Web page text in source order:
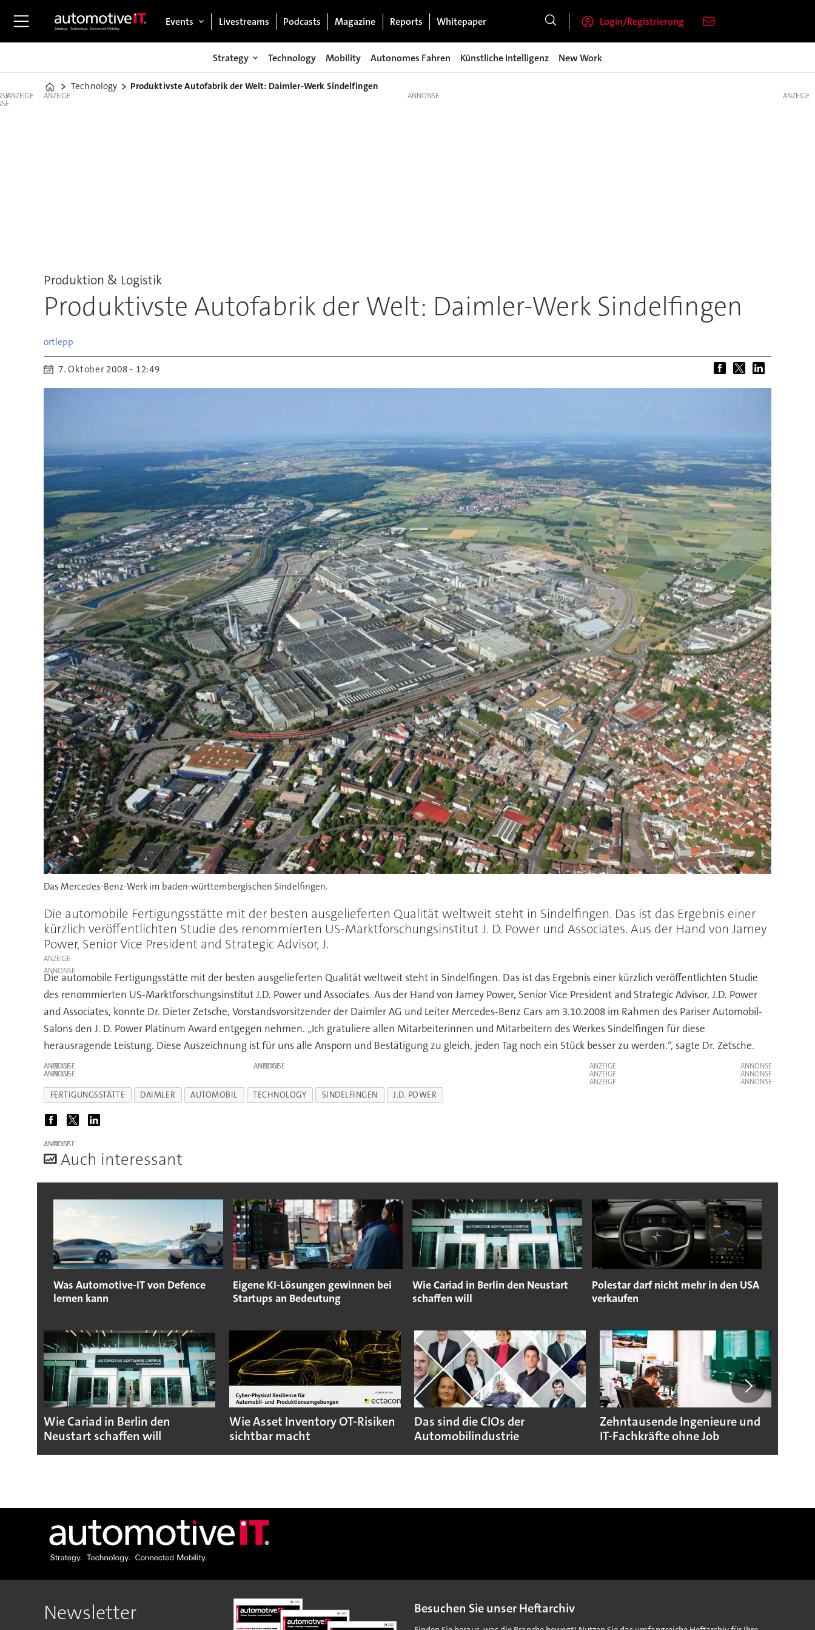
Events Livestreams Podcasts Magazine Reports Whitepaper Login/Registrierung
Strategy Technology Mobility Autonomes Fahren Künstliche Intelligenz New Work
Home
Technology Produktivste Autofabrik der Welt: Daimler-Werk Sindelfingen
ANZEIGE ANZEIGE
Produktion & Logistik
Produktivste Autofabrik der Welt: Daimler-Werk Sindelfingen
ortlepp
7. Oktober 2008 - 12:49
Das Mercedes-Benz-Werk im baden-württembergischen Sindelfingen.
Die automobile Fertigungsstätte mit der besten ausgelieferten Qualität weltweit steht in Sindelfingen. Das ist das Ergebnis einer
kürzlich veröffentlichten Studie des renommierten US-Marktforschungsinstitut J. D. Power und Associates. Aus der Hand von Jamey
Power, Senior Vice President and Strategic Advisor, J.
ANZEIGE
Die automobile Fertigungsstätte mit der besten ausgelieferten Qualität weltweit steht in Sindelfingen. Das ist das Ergebnis einer kürzlich veröffentlichten Studie
des renommierten US-Marktforschungsinstitut J.D. Power und Associates. Aus der Hand von Jamey Power, Senior Vice President and Strategic Advisor, J.D. Power
and Associates, konnte Dr. Dieter Zetsche, Vorstandsvorsitzender der Daimler AG und Leiter Mercedes-Benz Cars am 3.10.2008 im Rahmen des Pariser Automobil-
Salons den J. D. Power Platinum Award entgegen nehmen. „Ich gratuliere allen Mitarbeiterinnen und Mitarbeitern des Werkes Sindelfingen für diese
herausragende Leistung. Diese Auszeichnung ist für uns alle Ansporn und Bestätigung zu gleich, jeden Tag noch ein Stück besser zu werden.“, sagte Dr. Zetsche.
ANZEIGE ANZEIGE
ANZEIGE
ANZEIGE
ANZEIGE
ANZEIGE
FERTIGUNGSSTÄTTE DAIMLER AUTOMOBIL TECHNOLOGY SINDELFINGEN J.D. POWER
ANZEIGE
Auch interessant
Was Automotive-IT von Defence
lernen kann
Eigene KI-Lösungen gewinnen bei
Startups an Bedeutung
Wie Cariad in Berlin den Neustart
schaffen will
Polestar darf nicht mehr in den USA
verkaufen
Wie Cariad in Berlin den
Neustart schaffen will
Wie Asset Inventory OT-Risiken
sichtbar macht
Das sind die CIOs der
Automobilindustrie
Zehntausende Ingenieure und
IT-Fachkräfte ohne Job
ANZEIGE
Newsletter Besuchen Sie unser Heftarchiv